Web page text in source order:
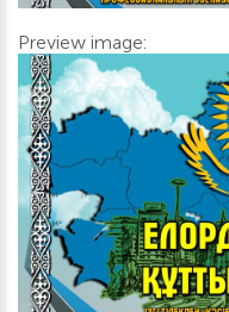
Preview image: